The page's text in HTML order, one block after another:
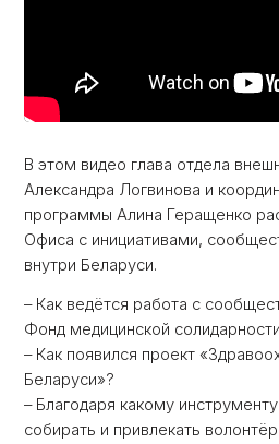
В этом видео глава отдела
Александра Логвинова и
программы Алина Геращенко
Офиса с инициативами,
внутри Беларуси.
– Как ведётся работа с
Фонд медицинской
– Как появился проект
Беларуси»?
– Благодаря какому
собирать и привлекать